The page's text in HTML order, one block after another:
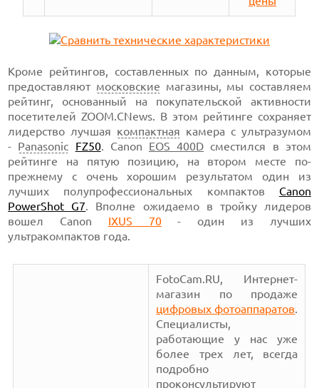
Кроме рейтингов, составленных по данным, которые
предоставляют московские магазины, мы составляем
рейтинг, основанный на покупательской активности
посетителей ZOOM.CNews. В этом рейтинге сохраняет
лидерство лучшая компактная камера с ультразумом
- Panasonic FZ50. Canon EOS 400D сместился в этом
рейтинге на пятую позицию, на втором месте по-
прежнему с очень хорошим результатом один из
лучших полупрофессиональных компактов Canon
PowerShot G7. Вполне ожидаемо в тройку лидеров
вошел Canon IXUS 70- один из лучших
ультракомпактов года.
FotoCam.RU, Интернет-
магазин по продаже
цифровых фотоаппаратов.
Специалисты,
работающие у нас уже
более трех лет, всегда
подробно
проконсультируют